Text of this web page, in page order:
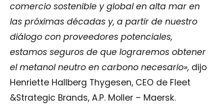
comercio sostenible y global en alta mar en
las próximas décadas y, a partir de nuestro
diálogo con proveedores potenciales,
estamos seguros de que lograremos obtener
el metanol neutro en carbono necesario», dijo
Henriette Hallberg Thygesen, CEO de Fleet
&Strategic Brands, A.P. Moller – Maersk.